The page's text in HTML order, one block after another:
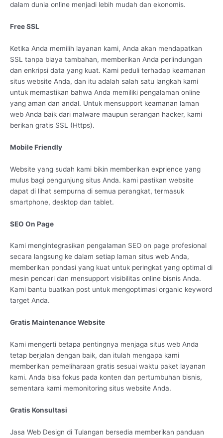
dalam dunia online menjadi lebih mudah dan ekonomis.
Free SSL
Ketika Anda memilih layanan kami, Anda akan mendapatkan
SSL tanpa biaya tambahan, memberikan Anda perlindungan
dan enkripsi data yang kuat. Kami peduli terhadap keamanan
situs website Anda, dan itu adalah salah satu langkah kami
untuk memastikan bahwa Anda memiliki pengalaman online
yang aman dan andal. Untuk mensupport keamanan laman
web Anda baik dari malware maupun serangan hacker, kami
berikan gratis SSL (Https).
Mobile Friendly
Website yang sudah kami bikin memberikan exprience yang
mulus bagi pengunjung situs Anda. kami pastikan website
dapat di lihat sempurna di semua perangkat, termasuk
smartphone, desktop dan tablet.
SEO On Page
Kami mengintegrasikan pengalaman SEO on page profesional
secara langsung ke dalam setiap laman situs web Anda,
memberikan pondasi yang kuat untuk peringkat yang optimal di
mesin pencari dan mensupport visibilitas online bisnis Anda.
Kami bantu buatkan post untuk mengoptimasi organic keyword
target Anda.
Gratis Maintenance Website
Kami mengerti betapa pentingnya menjaga situs web Anda
tetap berjalan dengan baik, dan itulah mengapa kami
memberikan pemeliharaan gratis sesuai waktu paket layanan
kami. Anda bisa fokus pada konten dan pertumbuhan bisnis,
sementara kami memonitoring situs website Anda.
Gratis Konsultasi
Jasa Web Design di Tulangan bersedia memberikan panduan